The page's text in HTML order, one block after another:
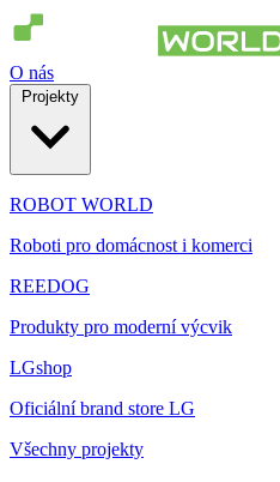
O nás
ROBOT WORLD
Roboti pro domácnost i komerci
REEDOG
Produkty pro moderní výcvik
LGshop
Oficiální brand store LG
Všechny projekty